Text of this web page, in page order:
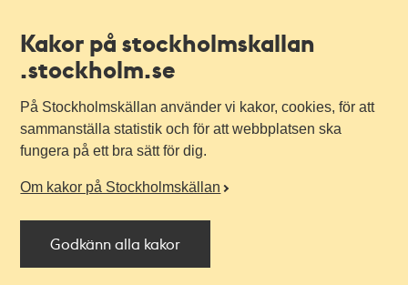
Kakor på stockholmskallan
.stockholm.se
På Stockholmskällan använder vi kakor, cookies, för att
sammanställa statistik och för att webbplatsen ska
fungera på ett bra sätt för dig.
Om kakor på Stockholmskällan
Godkänn alla kakor